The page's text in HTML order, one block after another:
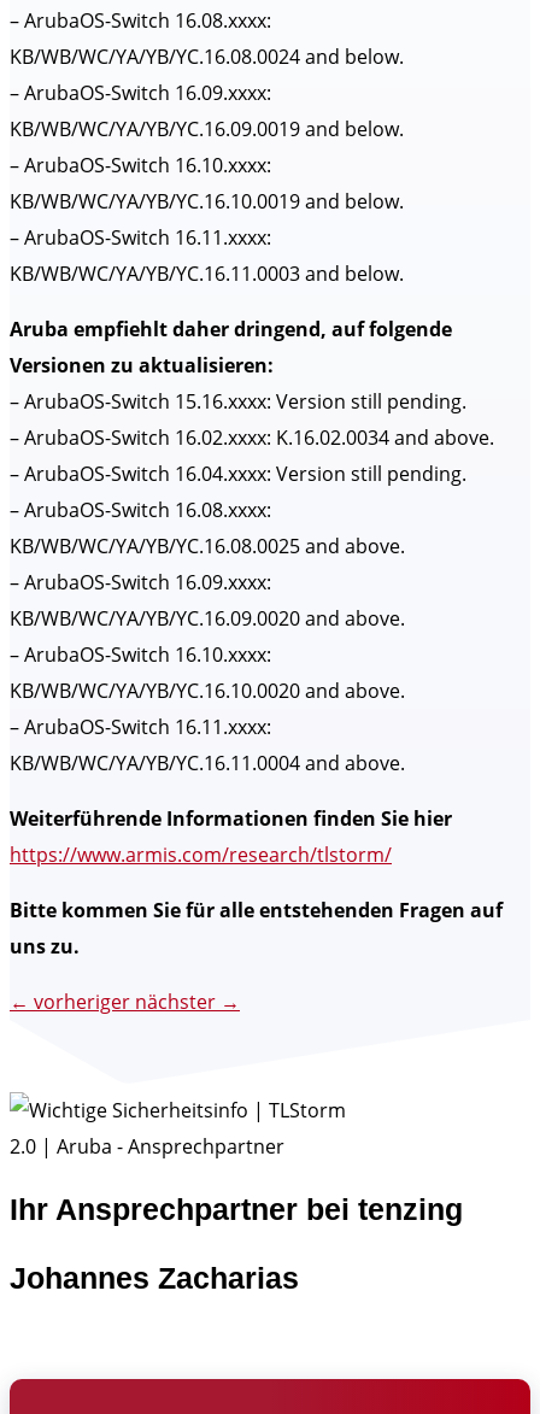
– ArubaOS-Switch 16.08.xxxx:
KB/WB/WC/YA/YB/YC.16.08.0024 and below.
– ArubaOS-Switch 16.09.xxxx:
KB/WB/WC/YA/YB/YC.16.09.0019 and below.
– ArubaOS-Switch 16.10.xxxx:
KB/WB/WC/YA/YB/YC.16.10.0019 and below.
– ArubaOS-Switch 16.11.xxxx:
KB/WB/WC/YA/YB/YC.16.11.0003 and below.
Aruba empfiehlt daher dringend, auf folgende
Versionen zu aktualisieren:
– ArubaOS-Switch 15.16.xxxx: Version still pending.
– ArubaOS-Switch 16.02.xxxx: K.16.02.0034 and above.
– ArubaOS-Switch 16.04.xxxx: Version still pending.
– ArubaOS-Switch 16.08.xxxx:
KB/WB/WC/YA/YB/YC.16.08.0025 and above.
– ArubaOS-Switch 16.09.xxxx:
KB/WB/WC/YA/YB/YC.16.09.0020 and above.
– ArubaOS-Switch 16.10.xxxx:
KB/WB/WC/YA/YB/YC.16.10.0020 and above.
– ArubaOS-Switch 16.11.xxxx:
KB/WB/WC/YA/YB/YC.16.11.0004 and above.
Weiterführende Informationen finden Sie hier
https://www.armis.com/research/tlstorm/
Bitte kommen Sie für alle entstehenden Fragen auf
uns zu.
← vorheriger nächster →
Ihr Ansprechpartner bei tenzing
Johannes Zacharias